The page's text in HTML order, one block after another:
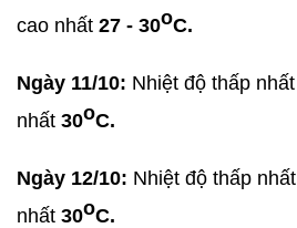
cao nhất 27 - 30oC.
Ngày 11/10: Nhiệt độ thấp nhất
nhất 30oC.
Ngày 12/10: Nhiệt độ thấp nhất
nhất 30oC.